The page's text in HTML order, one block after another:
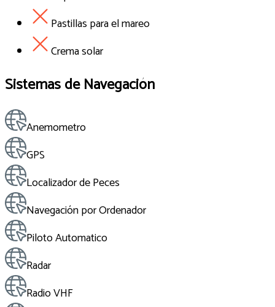
Pastillas para el mareo
Crema solar
Sistemas de Navegación
Anemometro
GPS
Localizador de Peces
Navegación por Ordenador
Piloto Automatico
Radar
Radio VHF